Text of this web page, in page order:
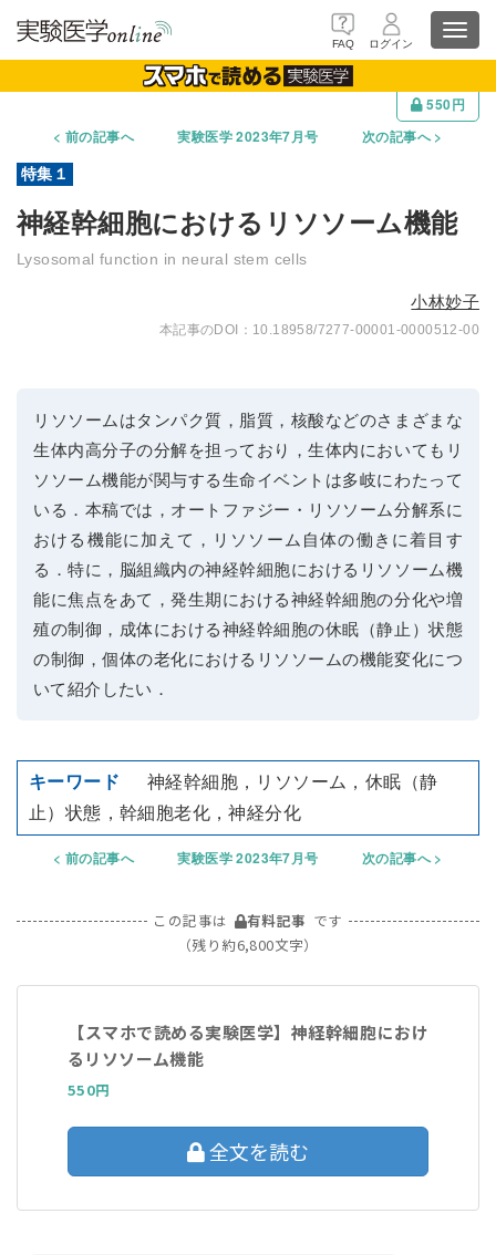
FAQ ログイン
550円
前の記事へ
実験医学 2023年7月号 次の記事へ
神経幹細胞におけるリソソーム機能
Lysosomal function in neural stem cells
小林妙子
10.18958/7277-00001-0000512-00
リソソームはタンパク質，脂質，核酸などのさまざまな
生体内高分子の分解を担っており，生体内においてもリ
ソソーム機能が関与する生命イベントは多岐にわたって
いる．本稿では，オートファジー・リソソーム分解系に
おける機能に加えて，リソソーム自体の働きに着目す
る．特に，脳組織内の神経幹細胞におけるリソソーム機
能に焦点をあて，発生期における神経幹細胞の分化や増
殖の制御，成体における神経幹細胞の休眠（静止）状態
の制御，個体の老化におけるリソソームの機能変化につ
いて紹介したい．
神経幹細胞，リソソーム，休眠（静
止）状態，幹細胞老化，神経分化
前の記事へ 実験医学 2023年7月号 次の記事へ
この記事は 有料記事 です
（残り約6,800文字）
【スマホで読める実験医学】神経幹細胞におけ
るリソソーム機能
550円
全文を読む